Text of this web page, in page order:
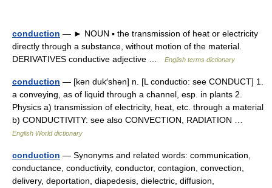
conduction — ► NOUN ▪ the transmission of heat or electricity
directly through a substance, without motion of the material.
DERIVATIVES conductive adjective …
English terms dictionary
conduction — [kən duk′shən] n. [L conductio: see CONDUCT] 1.
a conveying, as of liquid through a channel, esp. in plants 2.
Physics a) transmission of electricity, heat, etc. through a material
b) CONDUCTIVITY: see also CONVECTION, RADIATION …
English World dictionary
conduction — Synonyms and related words: communication,
conductance, conductivity, conductor, contagion, convection,
delivery, deportation, diapedesis, dielectric, diffusion,